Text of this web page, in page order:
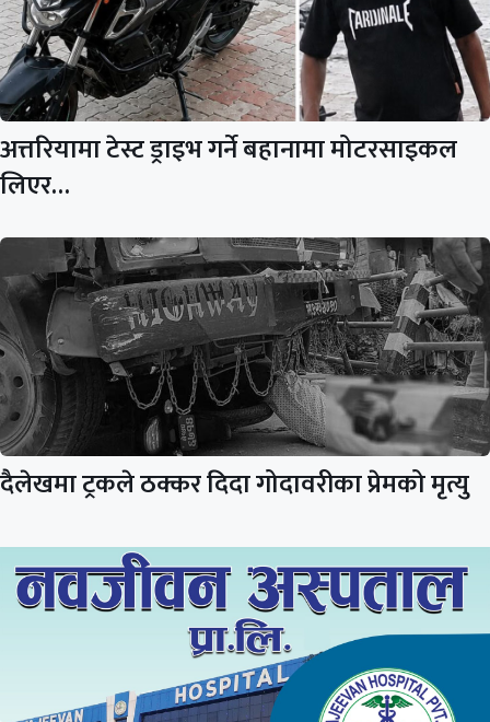
अत्तरियामा टेस्ट ड्राइभ गर्ने बहानामा मोटरसाइकल
लिएर…
दैलेखमा ट्रकले ठक्कर दिदा गोदावरीका प्रेमको मृत्यु